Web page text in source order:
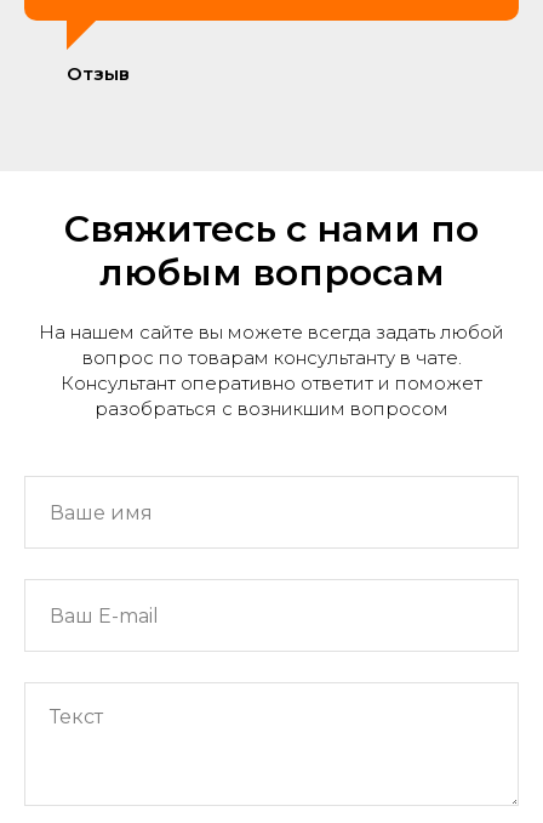
Отзыв
Свяжитесь с нами по
любым вопросам
На нашем сайте вы можете всегда задать любой
вопрос по товарам консультанту в чате.
Консультант оперативно ответит и поможет
разобраться с возникшим вопросом